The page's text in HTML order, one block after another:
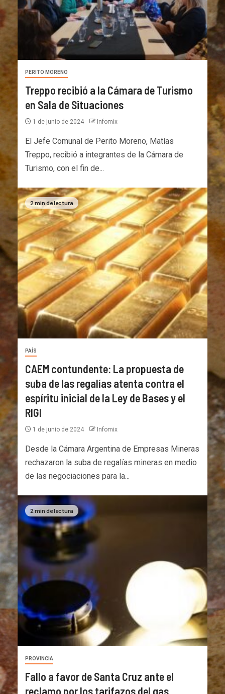
PERITO MORENO
Treppo recibió a la Cámara de Turismo
en Sala de Situaciones
1 de junio de 2024 Infomix
El Jefe Comunal de Perito Moreno, Matías
Treppo, recibió a integrantes de la Cámara de
Turismo, con el fin de...
2 min de lectura
PAÍS
CAEM contundente: La propuesta de
suba de las regalías atenta contra el
espíritu inicial de la Ley de Bases y el
RIGI
1 de junio de 2024 Infomix
Desde la Cámara Argentina de Empresas Mineras
rechazaron la suba de regalías mineras en medio
de las negociaciones para la...
2 min de lectura
PROVINCIA
Fallo a favor de Santa Cruz ante el
reclamo por los tarifazos del gas